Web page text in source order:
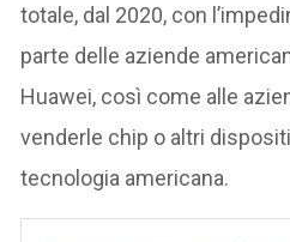
totale, dal 2020, con
parte delle aziende
Huawei, così come alle
venderle chip o altri
tecnologia americana.